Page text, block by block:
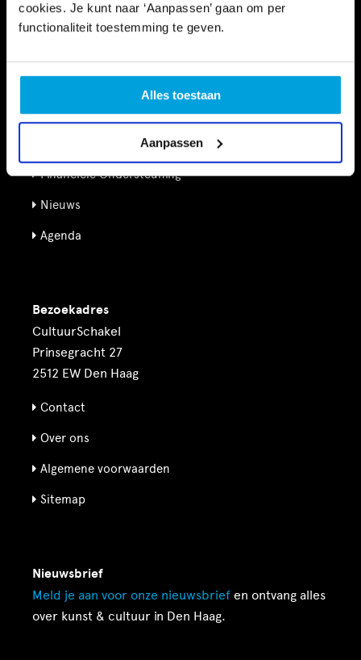
cookies. Je kunt naar ‘Aanpassen’ gaan om per
functionaliteit toestemming te geven.
Alles toestaan
Aanpassen
Schooltijd
Financiële Ondersteuning
Nieuws
Agenda
Bezoekadres
CultuurSchakel
Prinsegracht 27
2512 EW Den Haag
Contact
Over ons
Algemene voorwaarden
Sitemap
Nieuwsbrief
Meld je aan voor onze nieuwsbrief en ontvang alles
over kunst & cultuur in Den Haag.